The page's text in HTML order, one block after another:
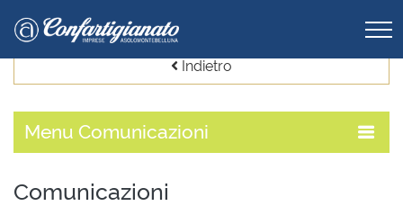
Indietro
Menu Comunicazioni
Comunicazioni